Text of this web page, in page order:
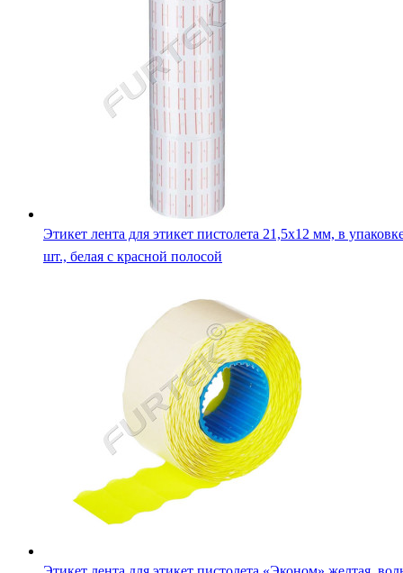
Этикет лента для этикет пистолета 21,5х12 мм, в
шт., белая с красной полосой